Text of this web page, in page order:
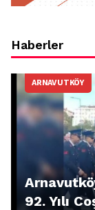
Haberler
ARNAVUTKÖY
92. Yılı